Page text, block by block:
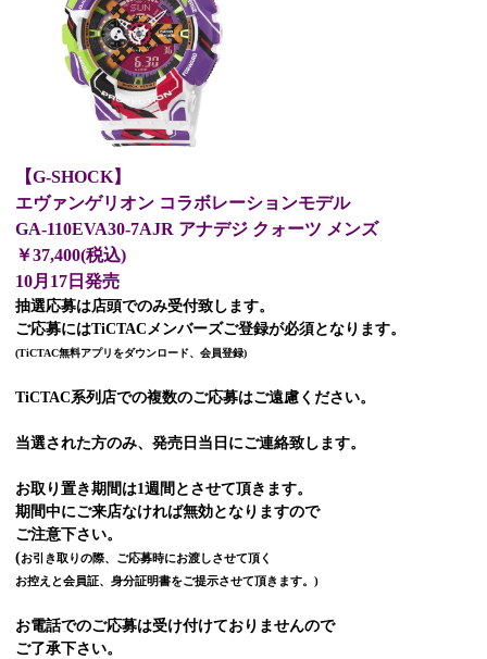
【G-SHOCK】
エヴァンゲリオン コラボレーションモデル
GA-110EVA30-7AJR アナデジ クォーツ メンズ
￥37,400(税込)
10月17日発売
抽選応募は店頭でのみ受付致します。
ご応募にはTiCTACメンバーズご登録が必須となります。
(TiCTAC無料アプリをダウンロード、会員登録)
TiCTAC系列店での複数のご応募はご遠慮ください。
当選された方のみ、発売日当日にご連絡致します。
お取り置き期間は1週間とさせて頂きます。
期間中にご来店なければ無効となりますので
ご注意下さい。
(お引き取りの際、ご応募時にお渡しさせて頂く
お控えと会員証、身分証明書をご提示させて頂きます。)
お電話でのご応募は受け付けておりませんので
ご了承下さい。